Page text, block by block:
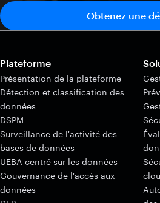
Obtenez une
Plateforme
Présentation de la plateforme
Détection et classification des
données
DSPM
Surveillance de l'activité des
bases de données
UEBA centré sur les données
Gouvernance de l'accès aux
données